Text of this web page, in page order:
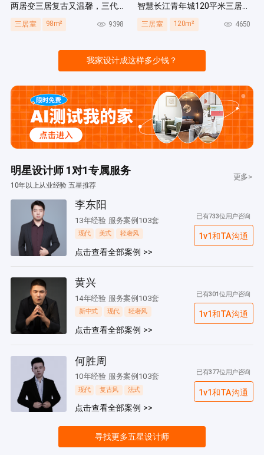
两居变三居复古又温馨，三代人同住无压力，收纳量超绝！
三居室 98m² 9398
智慧长江青年城120平米三居室现代风装修案例
三居室 120m² 4650
我家设计成这样多少钱？
明星设计师 1对1专属服务
10年以上从业经验 五星推荐
更多>
李东阳
13年经验 服务案例103套
现代 美式 轻奢风
点击查看全部案例 >>
已有733位用户咨询
1v1和TA沟通
黄兴
14年经验 服务案例103套
新中式 现代 轻奢风
点击查看全部案例 >>
已有301位用户咨询
1v1和TA沟通
何胜周
10年经验 服务案例103套
现代 复古风 法式
点击查看全部案例 >>
已有377位用户咨询
1v1和TA沟通
寻找更多五星设计师